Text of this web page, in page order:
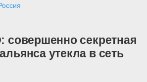
секретная
утекла в сеть